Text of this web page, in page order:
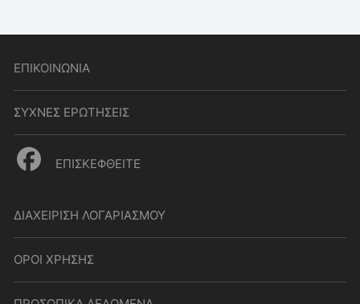
ΕΠΙΚΟΙΝΩΝΙΑ
ΣΥΧΝΕΣ ΕΡΩΤΗΣΕΙΣ
ΕΠΙΣΚΕΦΘΕΙΤΕ
ΔΙΑΧΕΙΡΙΣΗ ΛΟΓΑΡΙΑΣΜΟΥ
ΟΡΟΙ ΧΡΗΣΗΣ